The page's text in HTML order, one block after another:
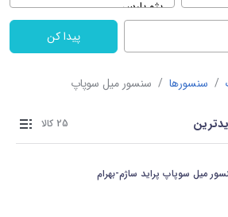
پیدا کن
/ سنسورها / سنسور میل سوپاپ
25 کالا
میل سوپاپ پراید ساژم-بهرام